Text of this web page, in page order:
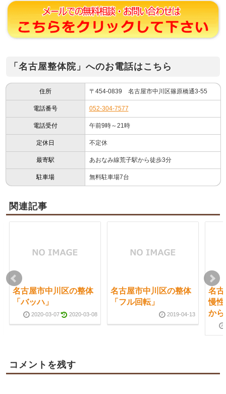
「名古屋整体院」へのお電話はこちら
住所 〒454-0839 名古屋市中川区篠原橋通3-55
電話番号 052-304-7577
電話受付 午前9時～21時
定休日 不定休
最寄駅 あおなみ線荒子駅から徒歩3分
駐車場 無料駐車場7台
関連記事
名古屋市中川区の整体
「バッハ」
2020-03-07 2020-03-08
名古屋市中川区の整体
「フル回転」
2019-04-13
名
慢
か
コメントを残す